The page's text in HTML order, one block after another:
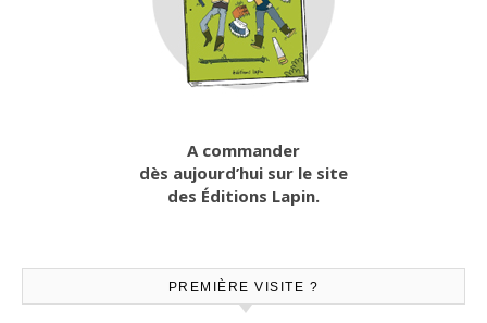
A commander
dès aujourd’hui sur le site
des Éditions Lapin.
PREMIÈRE VISITE ?